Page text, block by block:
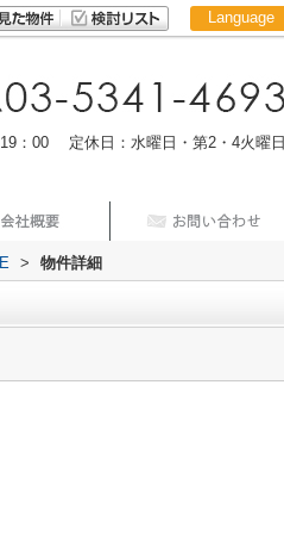
Language
中文
：00 定休日：水曜日・第2・4火曜日
> 物件詳細